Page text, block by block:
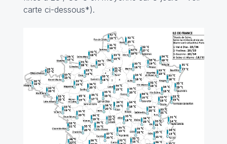
carte ci-dessous*).